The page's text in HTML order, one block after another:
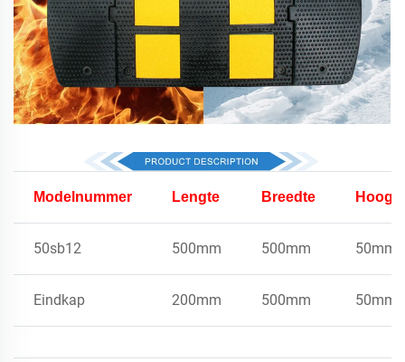
Modelnummer Lengte Breedte Hoogte
50sb12 500mm 500mm 50mm
Eindkap 200mm 500mm 50mm